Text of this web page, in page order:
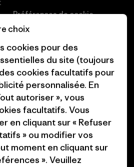
Préférences de cookie
Carrières
Presse et media
Industry program
Programme d’affiliation
Patagonia Belgique Plan du
site
choix
cookies pour des
du site (toujours
cookies facultatifs pour
personnalisée. En
autoriser », vous
facultatifs. Vous
en cliquant sur « Refuser
» ou modifier vos
moment en cliquant sur
». Veuillez